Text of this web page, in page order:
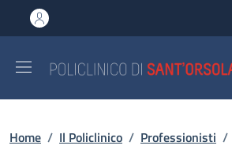
al contenuto principale
to footer content
Briciole di pane
Home / Il Policlinico / Professionisti /